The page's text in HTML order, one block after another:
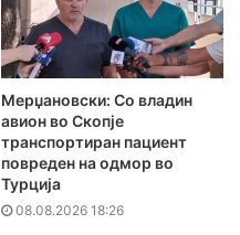
Мерџановски: Со владин
авион во Скопје
транспортиран пациент
повреден на одмор во
Турција
08.08.2026 18:26